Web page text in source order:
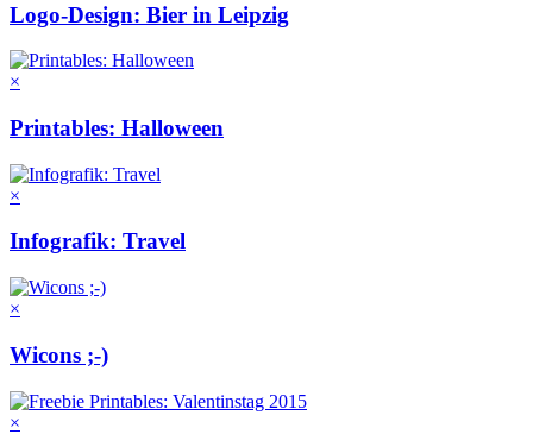
Logo-Design: Bier in Leipzig
×
Printables: Halloween
×
Infografik: Travel
×
Wicons ;-)
×